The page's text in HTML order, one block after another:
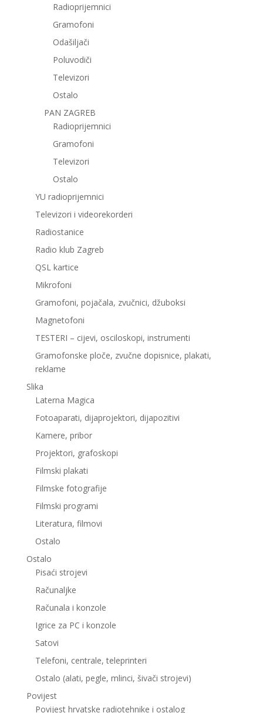
Radioprijemnici
Gramofoni
Odašiljači
Poluvodiči
Televizori
Ostalo
PAN ZAGREB
Radioprijemnici
Gramofoni
Televizori
Ostalo
YU radioprijemnici
Televizori i videorekorderi
Radiostanice
Radio klub Zagreb
QSL kartice
Mikrofoni
Gramofoni, pojačala, zvučnici, džuboksi
Magnetofoni
TESTERI – cijevi, osciloskopi, instrumenti
Gramofonske ploče, zvučne dopisnice, plakati,
reklame
Slika
Laterna Magica
Fotoaparati, dijaprojektori, dijapozitivi
Kamere, pribor
Projektori, grafoskopi
Filmski plakati
Filmske fotografije
Filmski programi
Literatura, filmovi
Ostalo
Ostalo
Pisaći strojevi
Računaljke
Računala i konzole
Igrice za PC i konzole
Satovi
Telefoni, centrale, teleprinteri
Ostalo (alati, pegle, mlinci, šivači strojevi)
Povijest
Povijest hrvatske radiotehnike i ostalog